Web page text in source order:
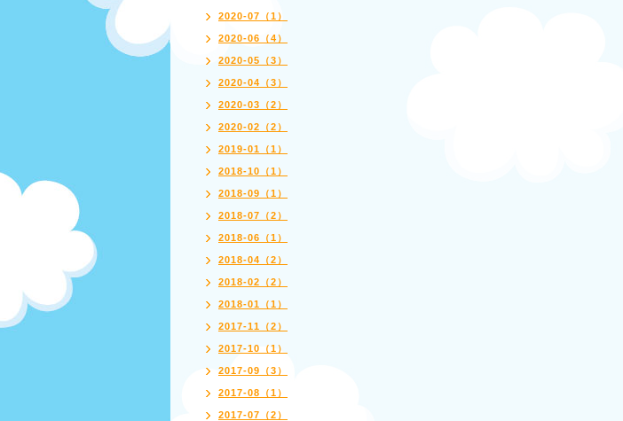
2020-07（1）
2020-06（4）
2020-05（3）
2020-04（3）
2020-03（2）
2020-02（2）
2019-01（1）
2018-10（1）
2018-09（1）
2018-07（2）
2018-06（1）
2018-04（2）
2018-02（2）
2018-01（1）
2017-11（2）
2017-10（1）
2017-09（3）
2017-08（1）
2017-07（2）